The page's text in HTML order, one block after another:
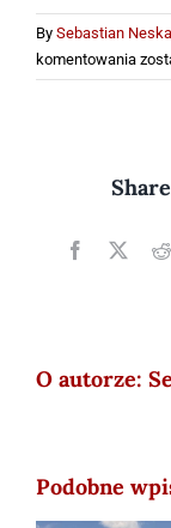
By Sebastian Neska
komentowania Tuż
po
z
Facebook
X
O autorze:
Podobne